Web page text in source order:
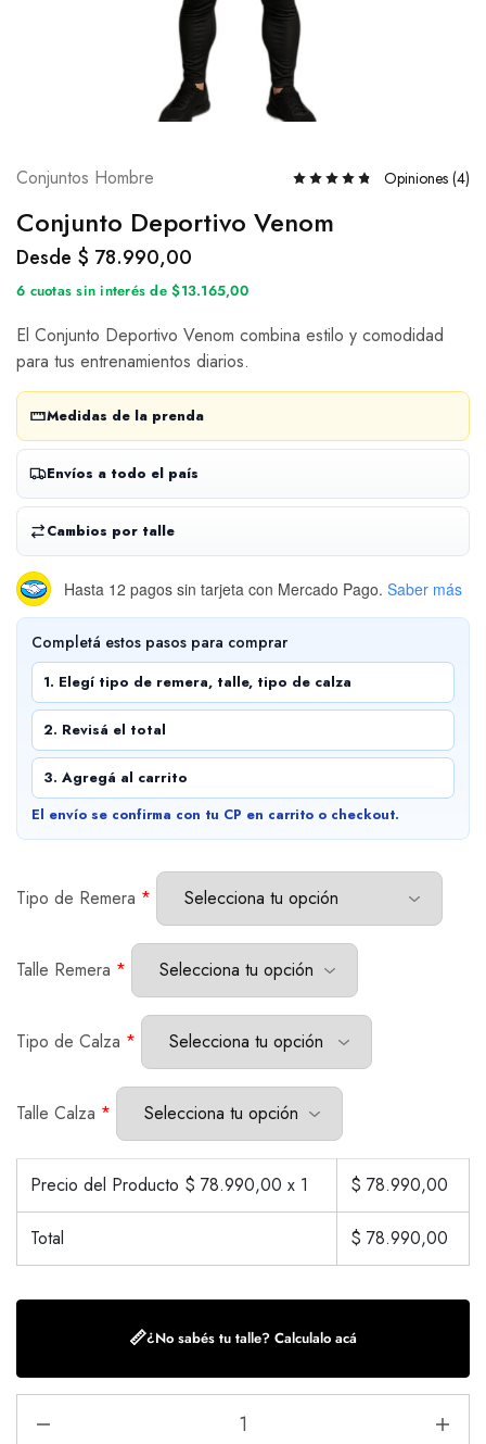
Conjuntos Hombre Opiniones (4)
Conjunto Deportivo Venom
Desde $ 78.990,00
6 cuotas sin interés de $13.165,00
El Conjunto Deportivo Venom combina estilo y comodidad
para tus entrenamientos diarios.
Medidas de la prenda
Envíos a todo el país
Cambios por talle
Hasta 12 pagos sin tarjeta con Mercado Pago. Saber más
Completá estos pasos para comprar
1. Elegí tipo de remera, talle, tipo de calza
2. Revisá el total
3. Agregá al carrito
El envío se confirma con tu CP en carrito o checkout.
Tipo de Remera *
Talle Remera *
Tipo de Calza *
Talle Calza *
Precio del Producto $ 78.990,00 x 1 $ 78.990,00
Total $ 78.990,00
📏¿No sabés tu talle? Calculalo acá